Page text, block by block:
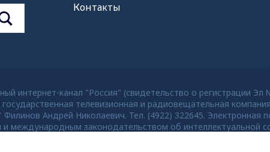
Контакты
интернет-канал "Россия" (свидетельство о регистрации
телевизионная и радиовещательная
Андрей Николаевич. Тел. (4922) 322645. Электронная
международным законодательством об интеллектуальной